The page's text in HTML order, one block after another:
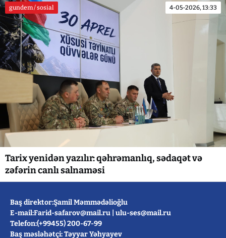
gundem / sosial 4-05-2026, 13:33
Tarix yenidən yazılır: qəhrəmanlıq, sədaqət və
zəfərin canlı salnaməsi
Baş direktor:Şamil Məmmədəlioğlu
E-mail:Farid-safarov@mail.ru ulu-ses@mail.ru
Telefon:(+99455) 200-67-99
Baş məsləhətçi: Təyyar Yəhyayev